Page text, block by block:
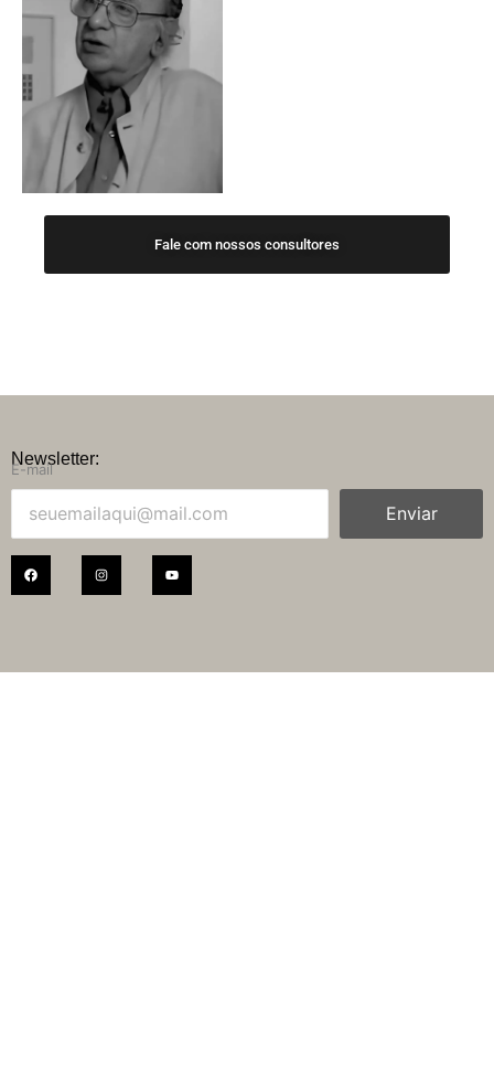
Fale com nossos consultores
Newsletter:
E-mail
Enviar